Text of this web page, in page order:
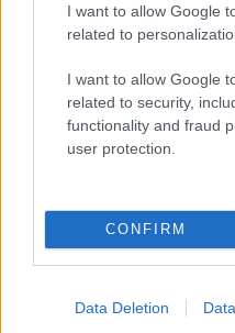
I want to allow Google
related to
I want to allow Google
related to security,
functionality and fraud
user protection.
CONFIRM
Data Deletion
Iránnak ne
atomprogramja.